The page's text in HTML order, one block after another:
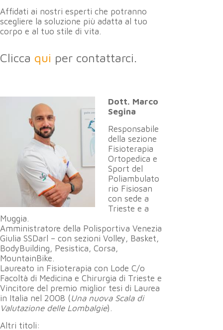
Affidati ai nostri esperti che potranno
scegliere la soluzione più adatta al tuo
corpo e al tuo stile di vita.
Clicca qui per contattarci.
Dott. Marco
Segina
Responsabile
della sezione
Fisioterapia
Ortopedica e
Sport del
Poliambulato
rio Fisiosan
con sede a
Trieste e a
Muggia.
Amministratore della Polisportiva Venezia
Giulia SSDarl – con sezioni Volley, Basket,
BodyBuilding, Pesistica, Corsa,
MountainBike.
Laureato in Fisioterapia con Lode C/o
Facoltà di Medicina e Chirurgia di Trieste e
Vincitore del premio miglior tesi di Laurea
in Italia nel 2008 (Una nuova Scala di
Valutazione delle Lombalgie).
Altri titoli: